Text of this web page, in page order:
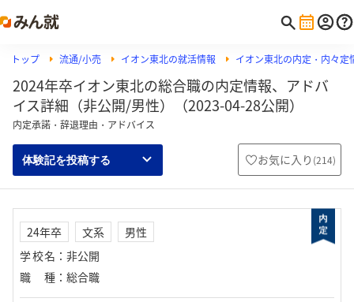
トップ 流通/小売 イオン東北の就活情報 イオン東北の内定・内々定
2024年卒イオン東北の総合職の内定情報、アドバ
イス詳細（非公開/男性）（2023-04-28公開）
内定承諾・辞退理由・アドバイス
体験記を投稿する お気に入り (214)
24年卒 文系
男性
学校名 ： 非公開
職種 ： 総合職